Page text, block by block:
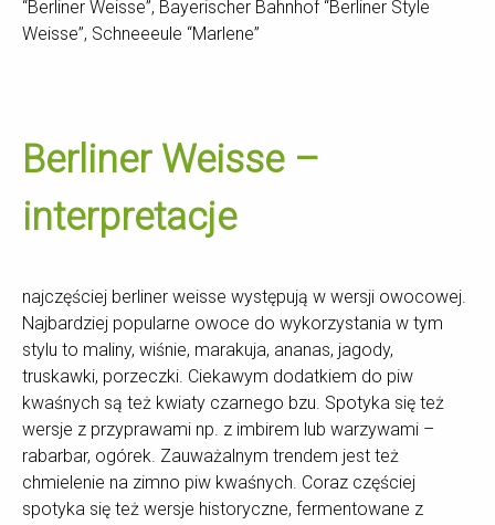
“Berliner Weisse”, Bayerischer Bahnhof “Berliner Style
Weisse”, Schneeeule “Marlene”
Berliner Weisse –
interpretacje
najczęściej berliner weisse występują w wersji owocowej.
Najbardziej popularne owoce do wykorzystania w tym
stylu to maliny, wiśnie, marakuja, ananas, jagody,
truskawki, porzeczki. Ciekawym dodatkiem do piw
kwaśnych są też kwiaty czarnego bzu. Spotyka się też
wersje z przyprawami np. z imbirem lub warzywami –
rabarbar, ogórek. Zauważalnym trendem jest też
chmielenie na zimno piw kwaśnych. Coraz częściej
spotyka się też wersje historyczne, fermentowane z